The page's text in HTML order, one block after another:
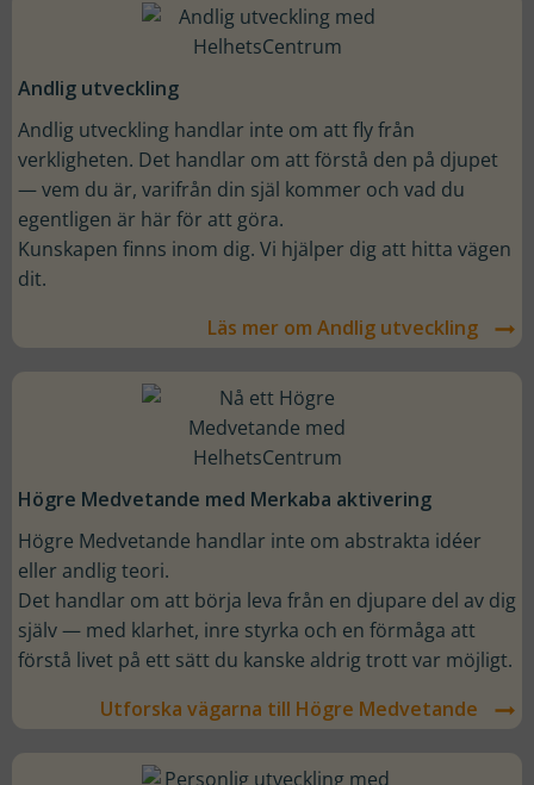
Andlig utveckling
Andlig utveckling handlar inte om att fly från
verkligheten. Det handlar om att förstå den på djupet
— vem du är, varifrån din själ kommer och vad du
egentligen är här för att göra.
Kunskapen finns inom dig. Vi hjälper dig att hitta vägen
dit.
Läs mer om Andlig utveckling
Högre Medvetande med Merkaba aktivering
Högre Medvetande handlar inte om abstrakta idéer
eller andlig teori.
Det handlar om att börja leva från en djupare del av dig
själv — med klarhet, inre styrka och en förmåga att
förstå livet på ett sätt du kanske aldrig trott var möjligt.
Utforska vägarna till Högre Medvetande